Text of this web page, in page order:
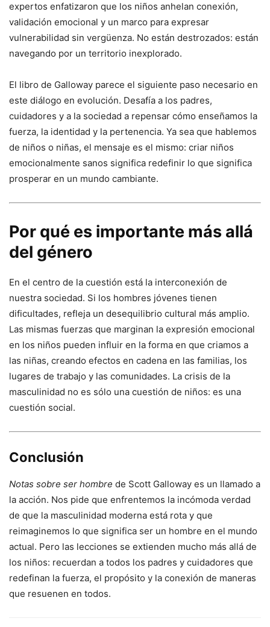
expertos enfatizaron que los niños anhelan conexión,
validación emocional y un marco para expresar
vulnerabilidad sin vergüenza. No están destrozados: están
navegando por un territorio inexplorado.
El libro de Galloway parece el siguiente paso necesario en
este diálogo en evolución. Desafía a los padres,
cuidadores y a la sociedad a repensar cómo enseñamos la
fuerza, la identidad y la pertenencia. Ya sea que hablemos
de niños o niñas, el mensaje es el mismo: criar niños
emocionalmente sanos significa redefinir lo que significa
prosperar en un mundo cambiante.
Por qué es importante más allá
del género
En el centro de la cuestión está la interconexión de
nuestra sociedad. Si los hombres jóvenes tienen
dificultades, refleja un desequilibrio cultural más amplio.
Las mismas fuerzas que marginan la expresión emocional
en los niños pueden influir en la forma en que criamos a
las niñas, creando efectos en cadena en las familias, los
lugares de trabajo y las comunidades. La crisis de la
masculinidad no es sólo una cuestión de niños: es una
cuestión social.
Conclusión
Notas sobre ser hombre de Scott Galloway es un llamado a
la acción. Nos pide que enfrentemos la incómoda verdad
de que la masculinidad moderna está rota y que
reimaginemos lo que significa ser un hombre en el mundo
actual. Pero las lecciones se extienden mucho más allá de
los niños: recuerdan a todos los padres y cuidadores que
redefinan la fuerza, el propósito y la conexión de maneras
que resuenen en todos.